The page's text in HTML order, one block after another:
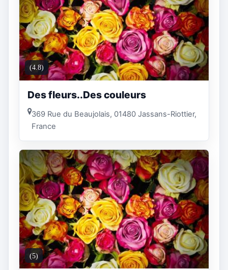
(4.8)
Des fleurs..Des couleurs
369 Rue du Beaujolais, 01480 Jassans-Riottier,
France
(5)